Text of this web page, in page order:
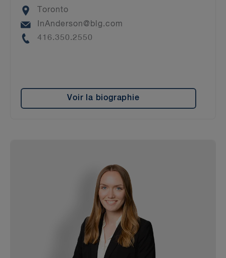
Location
Toronto
EmailInAnderson@blg.com
Phone
416.350.2550
Voir la biographie